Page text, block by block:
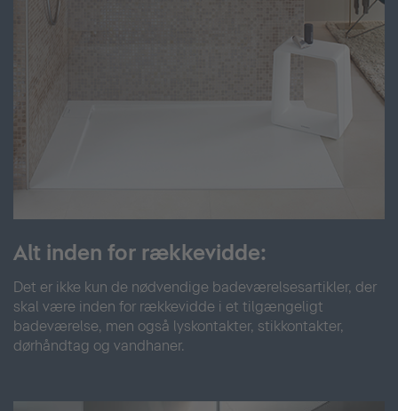
Alt inden for rækkevidde:
Det er ikke kun de nødvendige badeværelsesartikler, der
skal være inden for rækkevidde i et tilgængeligt
badeværelse, men også lyskontakter, stikkontakter,
dørhåndtag og vandhaner.